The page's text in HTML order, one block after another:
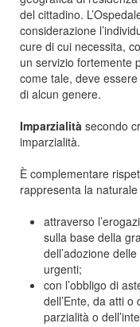
del cittadino.
considerazione
cure di cui necessita,
un servizio fortemente
come tale, deve
di alcun genere.
Imparzialità secondo
imparzialità.
È complementare
rappresenta la
attraverso
sulla base della
dell’adozione
urgenti;
con l’obbligo di
dell’Ente, da atti
parzialità o